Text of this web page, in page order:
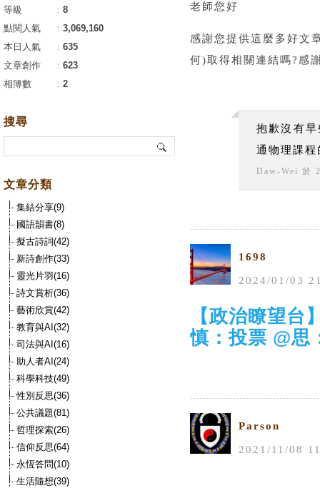
老師您好
感謝您提供這麼多好文
何)取得相關連結嗎?感
抱歉沒有
通物理課
Daw-Wei 於
1698
2024/01 /03
【政治瞭望
慎：投票 @思
Parson
2021 /11 /08
等級
： 8
點閱人氣
： 3,069,160
本日人氣
： 635
文章創作
： 623
相簿數
： 2
搜尋
文章分類
集結分享(9)
國語韻書(8)
擬古詩詞(42)
新詩創作(33)
靈光片羽(16)
詩文賞析(36)
藝術欣賞(42)
教育與AI(32)
司法與AI(16)
助人者AI(24)
科學科技(49)
性別反思(36)
公共議題(81)
哲理探索(26)
信仰反思(64)
永恆答問(10)
生活隨想(39)